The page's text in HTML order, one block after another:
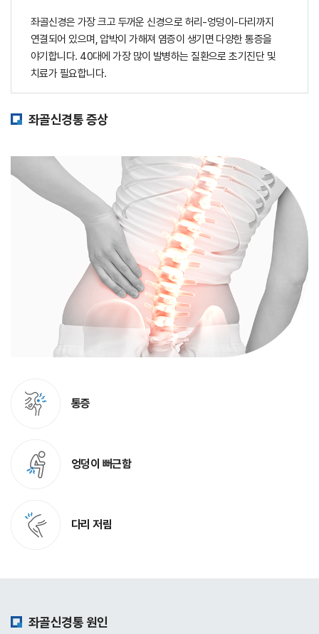
좌골신경은 가장 크고 두꺼운 신경으로 허리-엉덩이-다리까지
연결되어 있으며, 압박이 가해져 염증이 생기면 다양한 통증을
야기합니다. 40대에 가장 많이 발병하는 질환으로 초기진단 및
치료가 필요합니다.
좌골신경통 증상
통증
엉덩이 뻐근함
다리 저림
좌골신경통 원인